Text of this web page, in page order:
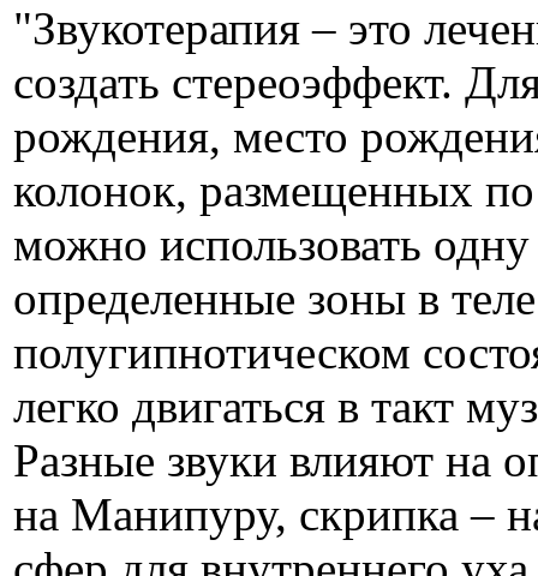
"Звукотерапия – это
создать стереоэффект.
рождения, место
колонок, размещенных
можно использовать
определенные зоны в
полугипнотическом
легко двигаться в такт
Разные звуки влияют на
на Манипуру, скрипка –